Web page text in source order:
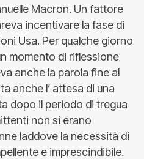
Macron. Un fattore
incentivare la fase di
Usa. Per qualche giorno
momento di riflessione
anche la parola fine al
anche l’ attesa di una
dopo il periodo di tregua
non si erano
laddove la necessità di
e imprescindibile.